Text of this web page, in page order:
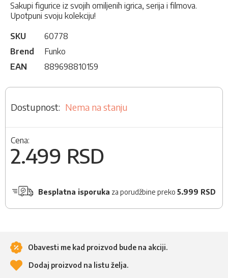
Sakupi figurice iz svojih omiljenih igrica, serija i filmova.
Upotpuni svoju kolekciju!
SKU
60778
Brend
Funko
EAN
889698810159
Nema na stanju
Cena:
2.499 RSD
Besplatna isporuka za porudžbine preko 5.999 RSD
Obavesti me kad proizvod bude na akciji.
Dodaj proizvod na listu želja.